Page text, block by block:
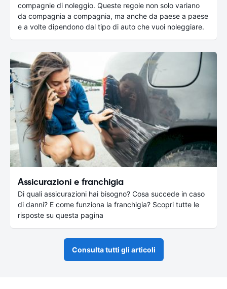
compagnie di noleggio. Queste regole non solo variano
da compagnia a compagnia, ma anche da paese a paese
e a volte dipendono dal tipo di auto che vuoi noleggiare.
Assicurazioni e franchigia
Di quali assicurazioni hai bisogno? Cosa succede in caso
di danni? E come funziona la franchigia? Scopri tutte le
risposte su questa pagina
Consulta tutti gli articoli